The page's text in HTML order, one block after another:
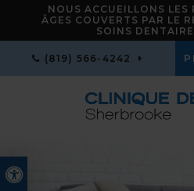
Version accessible
NOUS ACCUEILLONS
ÂGES COUVERTS PAR LE
SOINS
(819) 566-4242